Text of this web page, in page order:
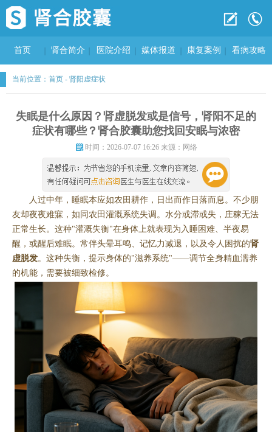
首页 肾合简介 医院介绍 媒体报道 康复案例 看病攻略
当前位置： 首页 - 肾阳虚症状
失眠是什么原因？肾虚脱发或是信号，肾阳不足的
症状有哪些？肾合胶囊助您找回安眠与浓密
时间：2026-07-07 16:26 来源：网络
人过中年，睡眠本应如农田耕作，日出而作日落而息。不少朋
友却夜夜难寐，如同农田灌溉系统失调。水分或滞或失，庄稼无法
正常生长。这种"灌溉失衡"在身体上就表现为入睡困难、半夜易
醒，或醒后难眠。常伴头晕耳鸣、记忆力减退，以及令人困扰的肾
虚脱发。这种失衡，提示身体的"滋养系统"——调节全身精血濡养
的机能，需要被细致检修。